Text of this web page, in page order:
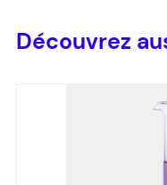
Découvrez